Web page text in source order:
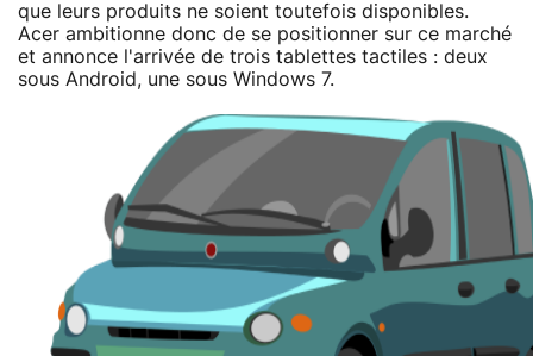
que leurs produits ne soient toutefois disponibles.
Acer ambitionne donc de se positionner sur ce marché
et annonce l'arrivée de trois tablettes tactiles : deux
sous Android, une sous Windows 7.